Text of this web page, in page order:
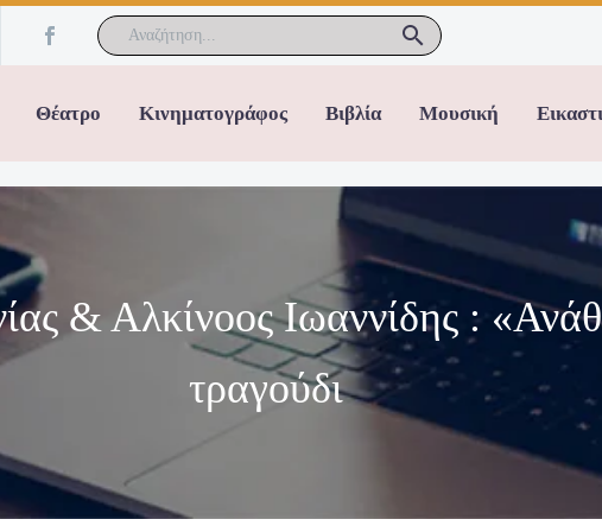
Θέατρο Κινηματογράφος Βιβλία Μουσική
& Αλκίνοος Ιωαννίδης :
τραγούδι